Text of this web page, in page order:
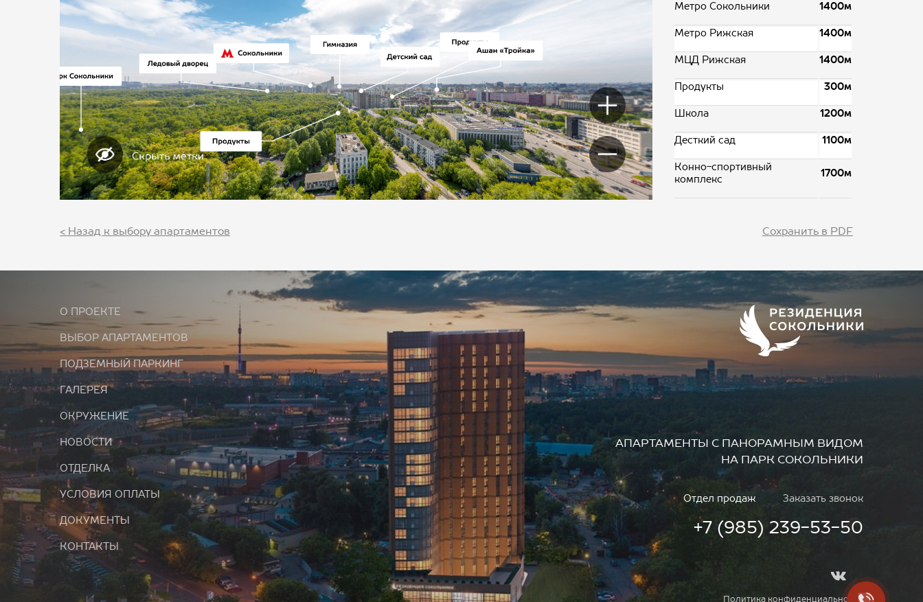
Метро Сокольники 1400м
Метро Рижская 1400м
МЦД Рижская 1400м
Продукты 300м
Школа 1200м
Десткий сад 1100м
Конно-спортивный
комплекс
1700м
< Назад к выбору апартаментов Сохранить в PDF
О ПРОЕКТЕ
ВЫБОР АПАРТАМЕНТОВ
ПОДЗЕМНЫЙ ПАРКИНГ
ГАЛЕРЕЯ
ОКРУЖЕНИЕ
НОВОСТИ
ОТДЕЛКА
УСЛОВИЯ ОПЛАТЫ
ДОКУМЕНТЫ
КОНТАКТЫ
АПАРТАМЕНТЫ С ПАНОРАМНЫМ ВИДОМ
НА ПАРК СОКОЛЬНИКИ
Отдел продаж Заказать звонок
+7 (985) 239-53-50
Политика конфиденциальности